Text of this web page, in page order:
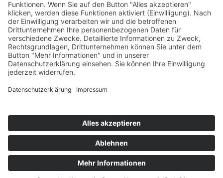
Arbeit mit Behinderung
AWO Büro Kindermut
Kulturland Brandenburg
AWO Selbsthilfe
AWO eLearning
Kultur für JEDEN
AWO 1plus9
Dachverband Freie Suchtselbsthilfe
© 1990 - 2026 Arbeiterwohlfahrt Bezirksverband
Potsdam e. V.